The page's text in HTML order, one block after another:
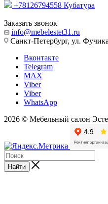
+78126794558 Кубатура
Заказать звонок
info@mebelestet31.ru
Санкт-Петербург, ул.
Вконтакте
Telegram
MAX
Viber
Viber
WhatsApp
2026 © Мебельный салон
Найти